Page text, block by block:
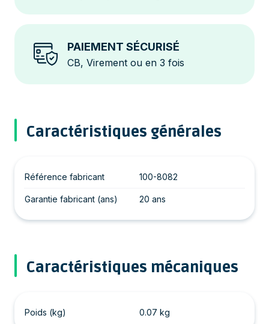
PAIEMENT SÉCURISÉ
CB, Virement ou en 3 fois
Caractéristiques générales
Référence fabricant 100-8082
Garantie fabricant (ans) 20 ans
Caractéristiques mécaniques
Poids (kg) 0.07 kg